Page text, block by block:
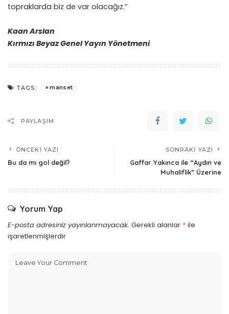
topraklarda biz de var olacağız.”
Kaan Arslan
Kırmızı Beyaz Genel Yayın Yönetmeni
TAGS: manset
PAYLAŞIM
ÖNCEKI YAZI
Bu da mı gol değil?
SONRAKI YAZI
Gaffar Yakınca ile “Aydın ve
Muhaliflik” Üzerine
Yorum Yap
E-posta adresiniz yayınlanmayacak. Gerekli alanlar * ile
işaretlenmişlerdir